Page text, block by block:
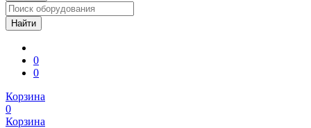
0
0
Корзина
0
Корзина